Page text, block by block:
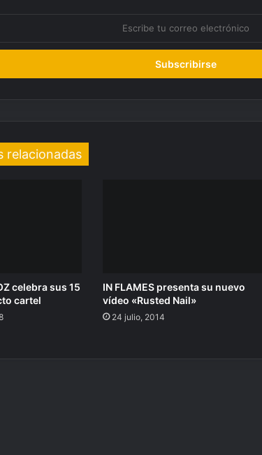
relacionadas
celebra sus 15
cartel
IN FLAMES presenta su nuevo
vídeo «Rusted Nail»
24 julio, 2014